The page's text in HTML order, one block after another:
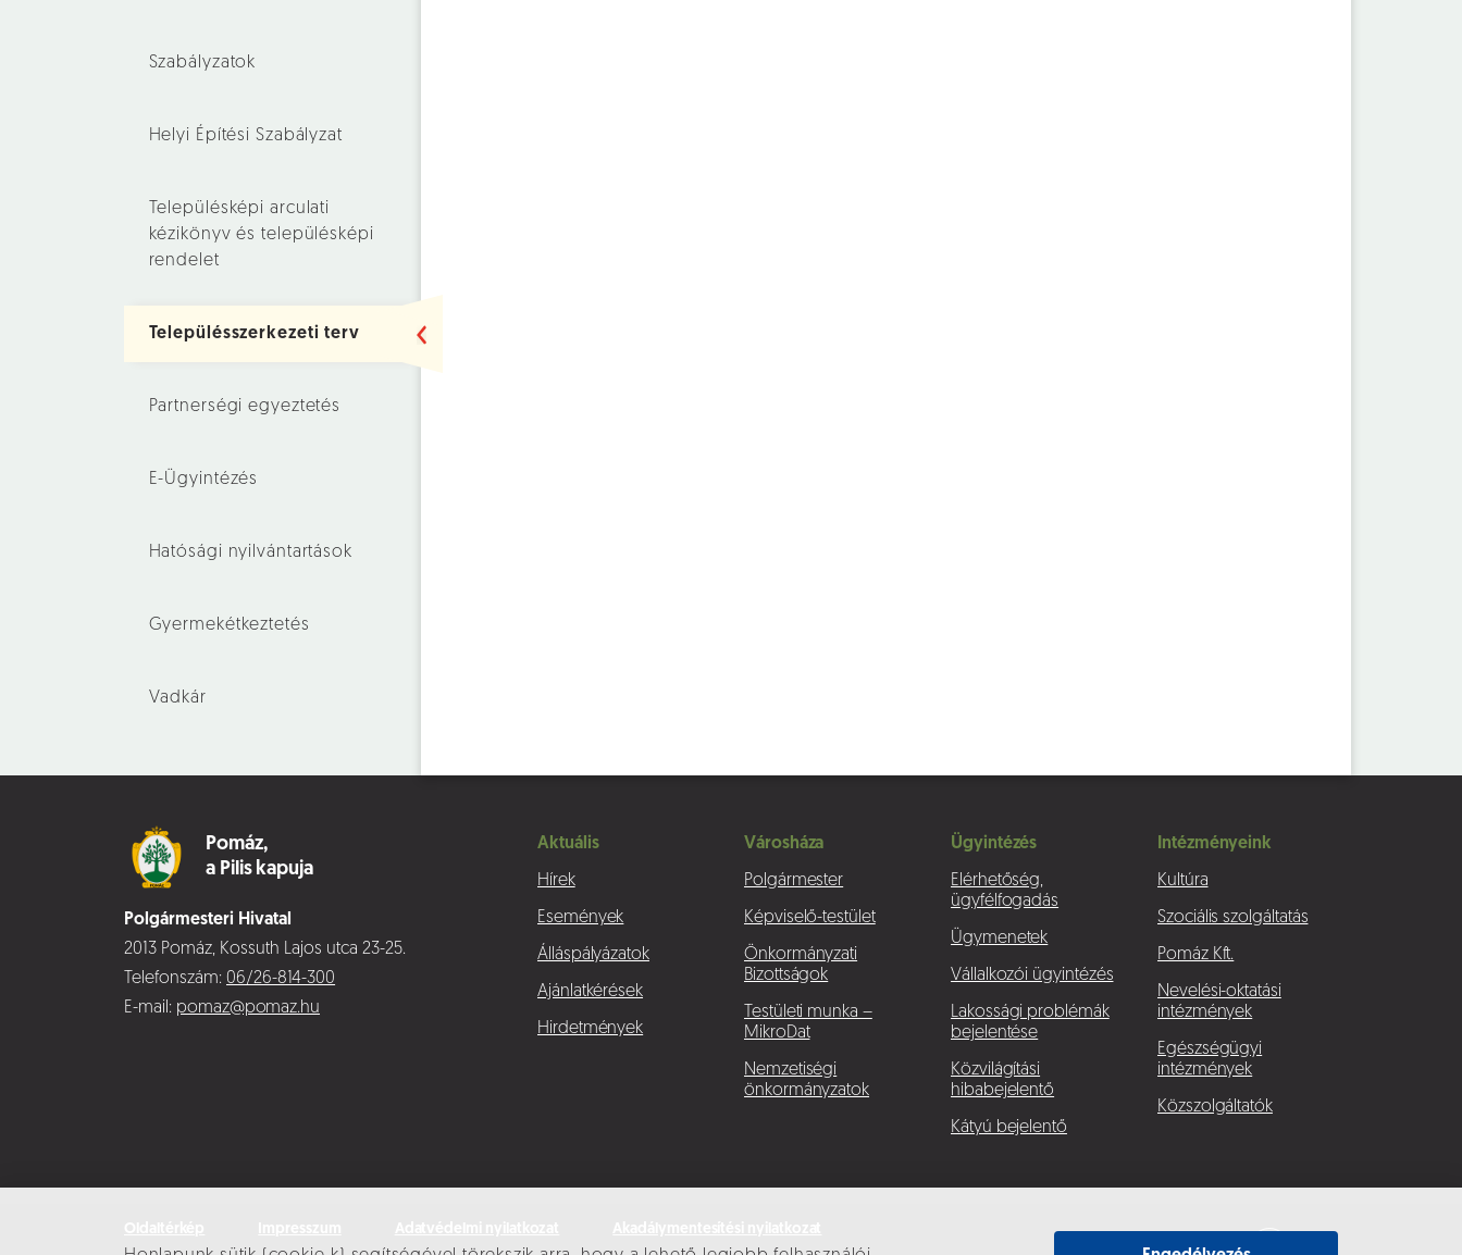
Szabályzatok
Helyi Építési Szabályzat
Településképi arculati
kézikönyv és településképi
rendelet
Településszerkezeti terv
Partnerségi egyeztetés
E-Ügyintézés
Hatósági nyilvántartások
Gyermekétkeztetés
Vadkár
Pomáz,
a Pilis kapuja
Polgármesteri Hivatal
2013 Pomáz, Kossuth Lajos utca 23-25.
Telefonszám: 06/26-814-300
E-mail: pomaz@pomaz.hu
Aktuális
Hírek
Események
Álláspályázatok
Ajánlatkérések
Hirdetmények
Városháza
Polgármester
Képviselő-testület
Önkormányzati
Bizottságok
Testületi munka –
MikroDat
Nemzetiségi
önkormányzatok
Ügyintézés
Elérhetőség,
ügyfélfogadás
Ügymenetek
Vállalkozói ügyintézés
Lakossági problémák
bejelentése
Közvilágítási
hibabejelentő
Kátyú bejelentő
Intézményeink
Kultúra
Szociális szolgáltatás
Pomáz Kft.
Nevelési-oktatási
intézmények
Egészségügyi
intézmények
Közszolgáltatók